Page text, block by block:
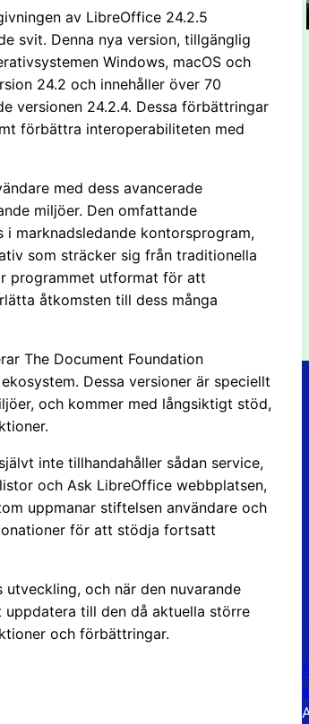
av LibreOffice 24.2.5
svit. Denna nya version, tillgänglig
Windows, macOS och
24.2 och innehåller över 70
versionen 24.2.4. Dessa förbättringar
förbättra interoperabiliteten med
med dess avancerade
miljöer. Den omfattande
marknadsledande kontorsprogram,
som sträcker sig från traditionella
programmet utformat för att
åtkomsten till dess många
The Document Foundation
Dessa versioner är speciellt
och kommer med långsiktigt stöd,
inte tillhandahåller sådan service,
och Ask LibreOffice webbplatsen,
uppmanar stiftelsen användare och
för att stödja fortsatt
och när den nuvarande
uppdatera till den då aktuella större
och förbättringar.